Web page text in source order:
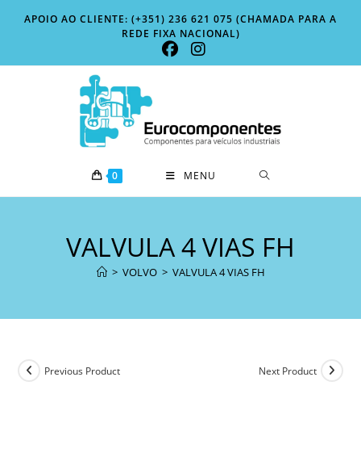
APOIO AO CLIENTE: (+351) 236 621 075 (CHAMADA PARA A
REDE FIXA NACIONAL)
0 MENU
VALVULA 4 VIAS FH
> VOLVO > VALVULA 4 VIAS FH
Previous Product Next Product